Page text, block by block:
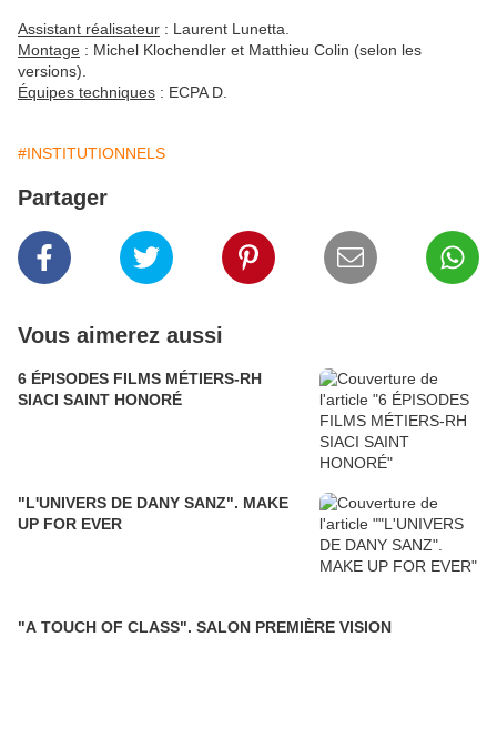
Assistant réalisateur : Laurent Lunetta.
Montage : Michel Klochendler et Matthieu Colin (selon les
versions).
Équipes techniques : ECPA D.
#INSTITUTIONNELS
Partager
Vous aimerez aussi
6 ÉPISODES FILMS MÉTIERS-RH
SIACI SAINT HONORÉ
"L'UNIVERS DE DANY SANZ". MAKE
UP FOR EVER
"A TOUCH OF CLASS". SALON PREMIÈRE VISION